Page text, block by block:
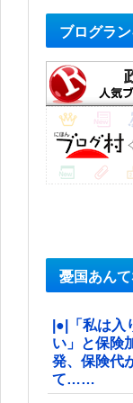
ブログラ
憂国あん
|●|「私は入
い」と保険
発、保険代
て……